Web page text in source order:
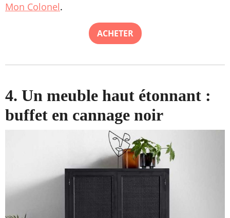
Mon Colonel.
ACHETER
4. Un meuble haut étonnant :
buffet en cannage noir